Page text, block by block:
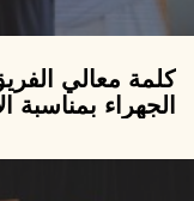
كلمة معالي
الجهراء بمناسبة